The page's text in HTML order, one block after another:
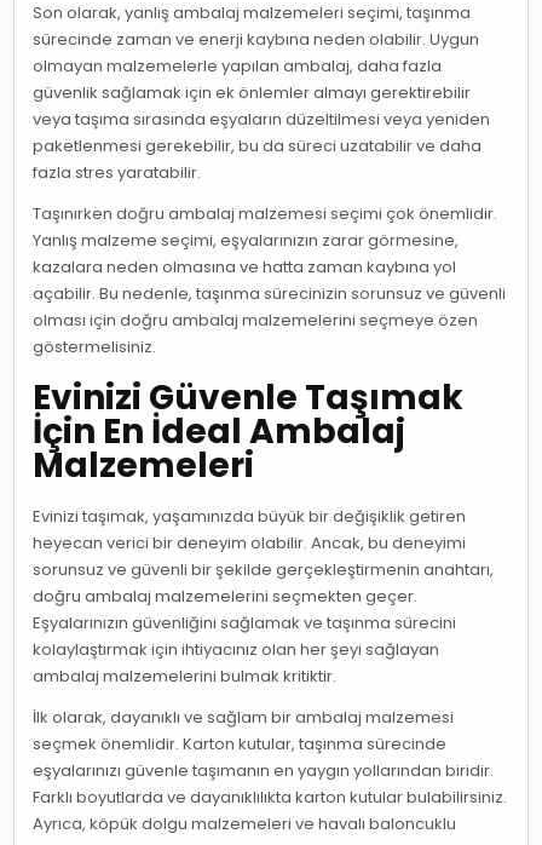
Son olarak, yanlış ambalaj malzemeleri seçimi, taşınma
sürecinde zaman ve enerji kaybına neden olabilir. Uygun
olmayan malzemelerle yapılan ambalaj, daha fazla
güvenlik sağlamak için ek önlemler almayı gerektirebilir
veya taşıma sırasında eşyaların düzeltilmesi veya yeniden
paketlenmesi gerekebilir, bu da süreci uzatabilir ve daha
fazla stres yaratabilir.
Taşınırken doğru ambalaj malzemesi seçimi çok önemlidir.
Yanlış malzeme seçimi, eşyalarınızın zarar görmesine,
kazalara neden olmasına ve hatta zaman kaybına yol
açabilir. Bu nedenle, taşınma sürecinizin sorunsuz ve güvenli
olması için doğru ambalaj malzemelerini seçmeye özen
göstermelisiniz.
Evinizi Güvenle Taşımak
İçin En İdeal Ambalaj
Malzemeleri
Evinizi taşımak, yaşamınızda büyük bir değişiklik getiren
heyecan verici bir deneyim olabilir. Ancak, bu deneyimi
sorunsuz ve güvenli bir şekilde gerçekleştirmenin anahtarı,
doğru ambalaj malzemelerini seçmekten geçer.
Eşyalarınızın güvenliğini sağlamak ve taşınma sürecini
kolaylaştırmak için ihtiyacınız olan her şeyi sağlayan
ambalaj malzemelerini bulmak kritiktir.
İlk olarak, dayanıklı ve sağlam bir ambalaj malzemesi
seçmek önemlidir. Karton kutular, taşınma sürecinde
eşyalarınızı güvenle taşımanın en yaygın yollarından biridir.
Farklı boyutlarda ve dayanıklılıkta karton kutular bulabilirsiniz.
Ayrıca, köpük dolgu malzemeleri ve havalı baloncuklu